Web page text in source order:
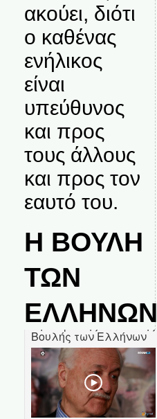
ακούει, διότι
ο καθένας
ενήλικος
είναι
υπεύθυνος
και προς
τους άλλους
και προς τον
εαυτό του.
Η ΒΟΥΛΗ
ΤΩΝ
ΕΛΛΗΝΩΝ